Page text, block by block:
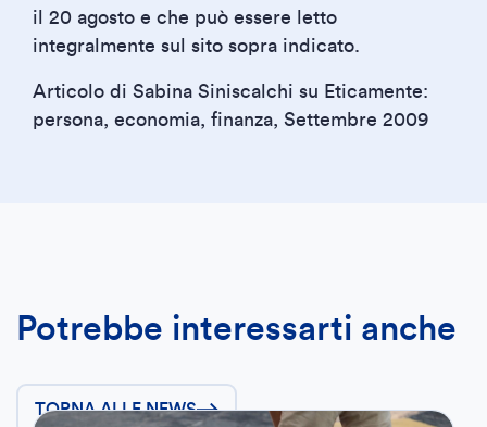
il 20 agosto e che può essere letto
integralmente sul sito sopra indicato.
Articolo di Sabina Siniscalchi su Eticamente:
persona, economia, finanza, Settembre 2009
Potrebbe interessarti anche
TORNA ALLE NEWS